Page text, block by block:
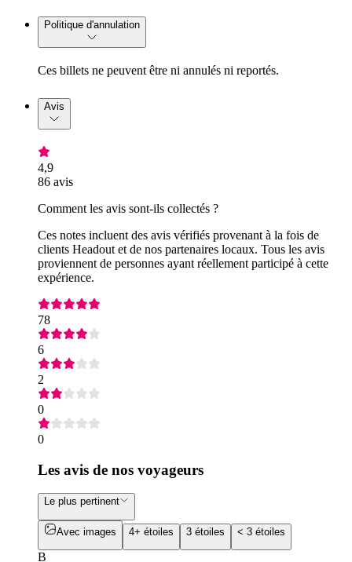
Politique d'annulation
Ces billets ne peuvent être ni annulés ni reportés.
Avis
4,9
86 avis
Comment les avis sont-ils collectés ?
Ces notes incluent des avis vérifiés provenant à la fois de
clients Headout et de nos partenaires locaux. Tous les avis
proviennent de personnes ayant réellement participé à cette
expérience.
78
6
2
0
0
Les avis de nos voyageurs
Le plus pertinent
Avec images 4+ étoiles 3 étoiles < 3 étoiles
B